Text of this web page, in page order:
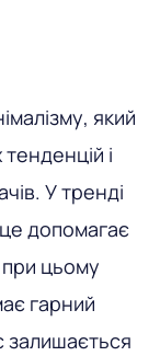
який
і
У тренді
це допомагає
при цьому
гарний
залишається